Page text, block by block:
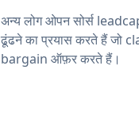
अन्य लोग ओपन सोर्स
ढूंढने का प्रयास करते हैं जो
bargain ऑफ़र करते हैं।